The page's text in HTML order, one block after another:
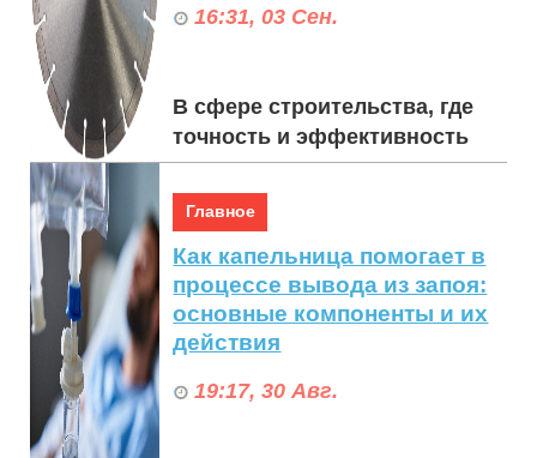
16:31, 03 Сен.
В сфере строительства, где
точность и эффективность
имеют первостепенное
значение, алмазные отрезные
сегментные диски стали
незаменимыми инструме...
Главное
Как капельница помогает в
процессе вывода из запоя:
основные компоненты и их
действия
19:17, 30 Авг.